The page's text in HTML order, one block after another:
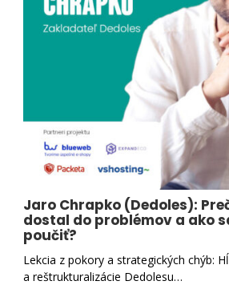
Jaro Chrapko (Dedoles):
dostal do problémov a ako
poučiť?
Lekcia z pokory a strategických chýb:
a reštrukturalizácie Dedolesu…